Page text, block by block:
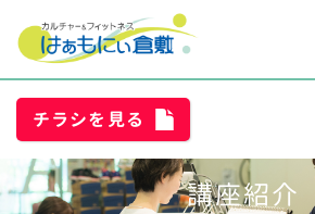
チラシを見る
講座紹介